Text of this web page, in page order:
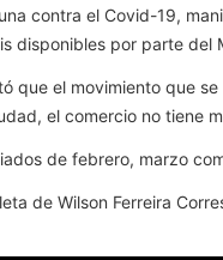
contra el Covid-19,
disponibles por parte del
que el movimiento que
el comercio no tiene
de febrero, marzo
de Wilson Ferreira